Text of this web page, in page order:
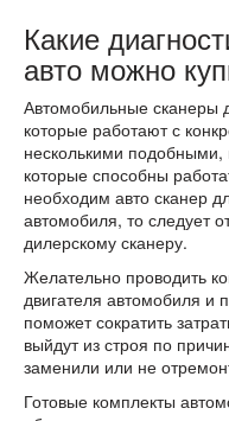
Какие
авто можно
Автомобильные сканеры
которые работают с
несколькими
которые способны
необходим авто сканер
автомобиля, то следует
дилерскому сканеру.
Желательно проводить
двигателя автомобиля и
поможет сократить
выйдут из строя по
заменили или не
Готовые комплекты